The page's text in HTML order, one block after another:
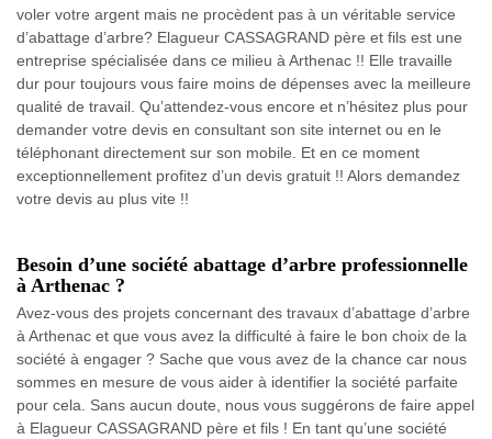
voler votre argent mais ne procèdent pas à un véritable service
d’abattage d’arbre? Elagueur CASSAGRAND père et fils est une
entreprise spécialisée dans ce milieu à Arthenac !! Elle travaille
dur pour toujours vous faire moins de dépenses avec la meilleure
qualité de travail. Qu’attendez-vous encore et n’hésitez plus pour
demander votre devis en consultant son site internet ou en le
téléphonant directement sur son mobile. Et en ce moment
exceptionnellement profitez d’un devis gratuit !! Alors demandez
votre devis au plus vite !!
Besoin d’une société abattage d’arbre professionnelle
à Arthenac ?
Avez-vous des projets concernant des travaux d’abattage d’arbre
à Arthenac et que vous avez la difficulté à faire le bon choix de la
société à engager ? Sache que vous avez de la chance car nous
sommes en mesure de vous aider à identifier la société parfaite
pour cela. Sans aucun doute, nous vous suggérons de faire appel
à Elagueur CASSAGRAND père et fils ! En tant qu’une société